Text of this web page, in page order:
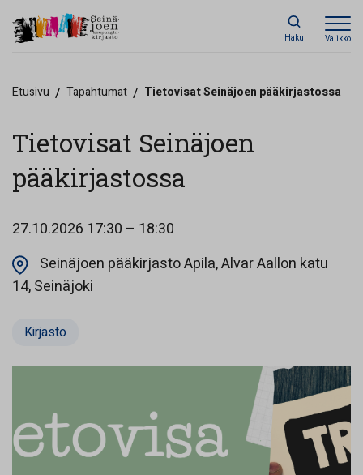
Haku Valikko
Etusivu / Tapahtumat / Tietovisat Seinäjoen pääkirjastossa
Tietovisat Seinäjoen
pääkirjastossa
27.10.2026 17:30 – 18:30
Seinäjoen pääkirjasto Apila, Alvar Aallon katu
14, Seinäjoki
Kirjasto